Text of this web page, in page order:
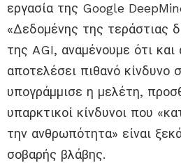
εργασία της Google
«Δεδομένης της τεράστιας
της AGI, αναμένουμε ότι
αποτελέσει πιθανό κίνδυνο
υπογράμμισε η μελέτη,
υπαρκτικοί κίνδυνοι που
την ανθρωπότητα» είναι
σοβαρής βλάβης.